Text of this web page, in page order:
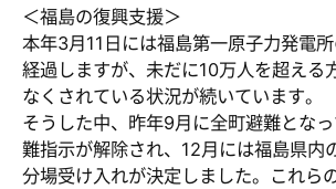
＜福島の復興支援＞
本年3月11日には福島第一原子力発電
経過しますが、未だに10万人を超える
なくされている状況が続いています。
そうした中、昨年9月に全町避難とな
難指示が解除され、12月には福島県内
分場受け入れが決定しました。これら